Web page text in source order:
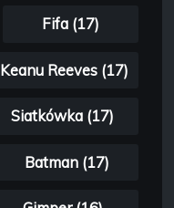
Fifa (17)
Keanu Reeves (17)
Siatkówka (17)
Batman (17)